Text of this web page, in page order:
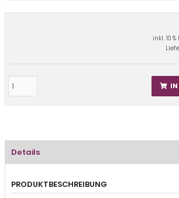
inkl. 10
IN
Details
PRODUKTBESCHREIBUNG